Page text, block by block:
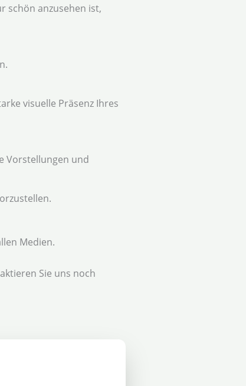
schön anzusehen ist,
visuelle Präsenz Ihres
Vorstellungen und
Medien.
Sie uns noch